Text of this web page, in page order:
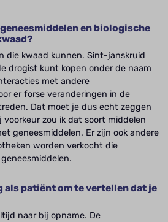
en biologische
die kwaad kunnen. Sint-janskruid
drogist kunt kopen onder de naam
met andere
er forse veranderingen in de
Dat moet je dus echt zeggen
zou ik dat soort middelen
geneesmiddelen. Er zijn ook andere
worden verkocht die
als patiënt om te vertellen dat je
naar bij opname. De